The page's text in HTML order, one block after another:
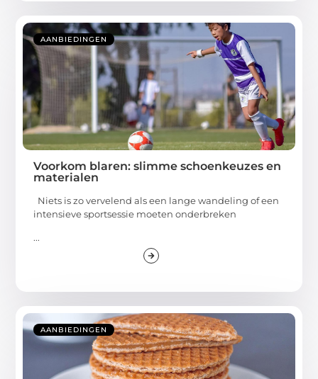
AANBIEDINGEN
Voorkom blaren: slimme schoenkeuzes en
materialen
Niets is zo vervelend als een lange wandeling of een
intensieve sportsessie moeten onderbreken
...
AANBIEDINGEN